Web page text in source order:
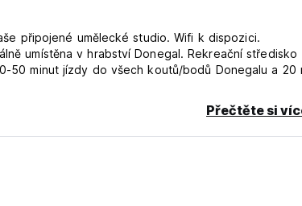
připojené umělecké studio. Wifi k dispozici.
umístěna v hrabství Donegal. Rekreační středisko
50 minut jízdy do všech koutů/bodů Donegalu a 20
Přečtěte si